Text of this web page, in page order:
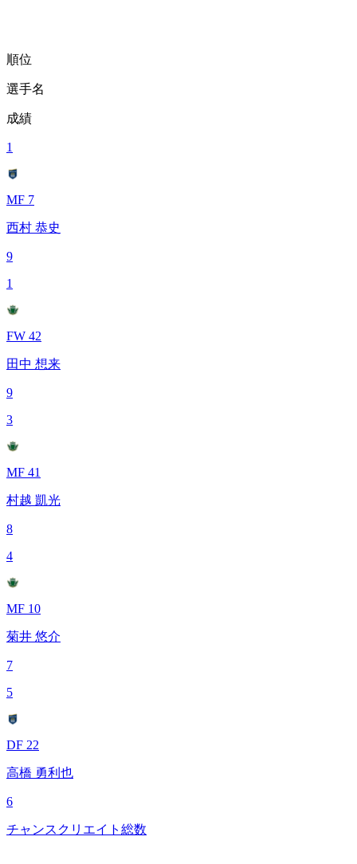
順位
選手名
成績
1
MF 7
西村 恭史
9
1
FW 42
田中 想来
9
3
MF 41
村越 凱光
8
4
MF 10
菊井 悠介
7
5
DF 22
高橋 勇利也
6
チャンスクリエイト総数